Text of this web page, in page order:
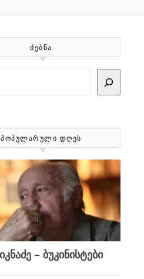
ᲫᲔᲑᲜᲐ
ᲞᲝᲞᲣᲚᲐᲠᲣᲚᲘ ᲓᲦᲔᲡ